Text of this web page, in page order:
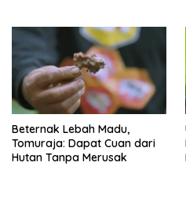
Beternak Lebah Madu,
Tomuraja: Dapat Cuan dari
Hutan Tanpa Merusak